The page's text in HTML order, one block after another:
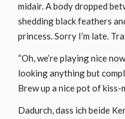
midair. A body dropped
shedding black feathers
princess. Sorry I’m late.
“Oh, we’re playing nice
looking anything but
Brew up a nice pot of kiss-
Dadurch, dass ich beide